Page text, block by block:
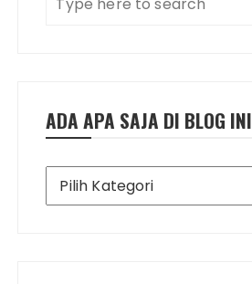
ADA APA SAJA DI BLOG INI
Ada
Apa